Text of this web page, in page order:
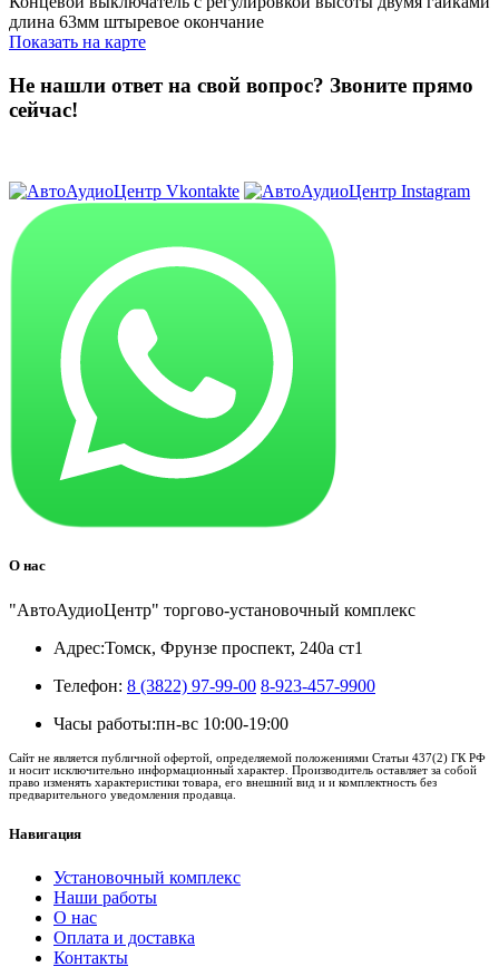
длина 63мм штыревое окончание
Показать на карте
Не нашли ответ на свой вопрос? Звоните прямо
сейчас!
О нас
"АвтоАудиоЦентр" торгово-установочный комплекс
Адрес:Томск, Фрунзе проспект, 240а ст1
Телефон: 8 (3822) 97-99-00 8-923-457-9900
Часы работы:пн-вс 10:00-19:00
Сайт не является публичной офертой, определяемой положениями Статьи 437(2) ГК РФ
и носит исключительно информационный характер. Производитель оставляет за собой
право изменять характеристики товара, его внешний вид и и комплектность без
предварительного уведомления продавца.
Навигация
Установочный комплекс
Наши работы
О нас
Оплата и доставка
Контакты